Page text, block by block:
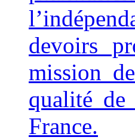
devoirs
mission
qualité de
France.